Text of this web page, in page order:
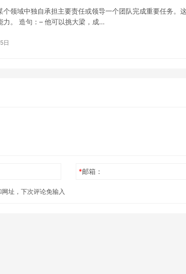
个领域中独自承担主要责任或领导一个团队完成重要任务。
力。 造句：– 他可以挑大梁，成…
日
*邮箱：
址，下次评论免输入